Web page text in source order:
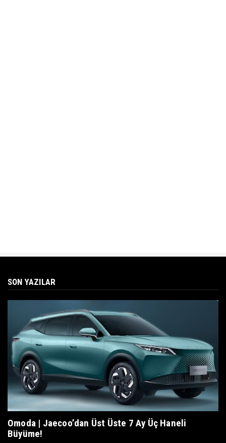
SON YAZILAR
Omoda | Jaecoo’dan Üst Üste 7 Ay Üç Haneli
Büyüme!